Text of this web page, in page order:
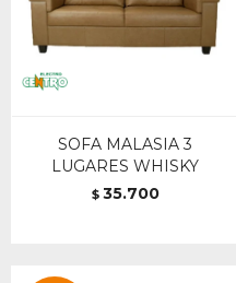
SOFA MALASIA 3
LUGARES WHISKY
$ 35.700